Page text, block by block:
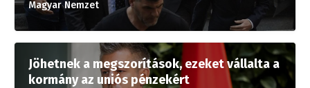
Magyar Nemzet
Jöhetnek a megszorítások, ezeket vállalta a
kormány az uniós pénzekért